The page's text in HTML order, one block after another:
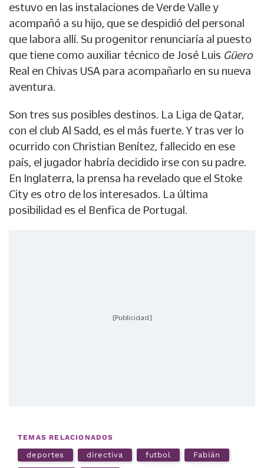
estuvo en las instalaciones de Verde Valle y
acompañó a su hijo, que se despidió del personal
que labora allí. Su progenitor renunciaría al puesto
que tiene como auxiliar técnico de José Luis Güero
Real en Chivas USA para acompañarlo en su nueva
aventura.
Son tres sus posibles destinos. La Liga de Qatar,
con el club Al Sadd, es el más fuerte. Y tras ver lo
ocurrido con Christian Benítez, fallecido en ese
país, el jugador habría decidido irse con su padre.
En Inglaterra, la prensa ha revelado que el Stoke
City es otro de los interesados. La última
posibilidad es el Benfica de Portugal.
[Publicidad]
TEMAS RELACIONADOS
deportes directiva futbol Fabián